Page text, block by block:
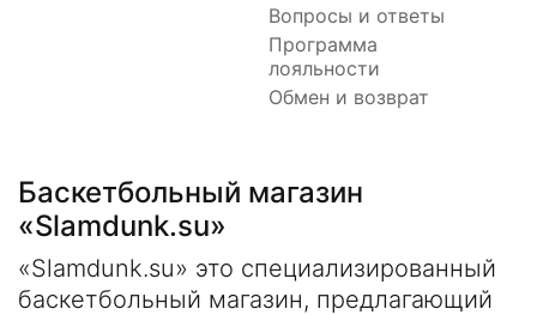
Вопросы и ответы
Программа
лояльности
Обмен и возврат
Баскетбольный магазин
«Slamdunk.su»
«Slamdunk.su» это специализированный
баскетбольный магазин, предлагающий